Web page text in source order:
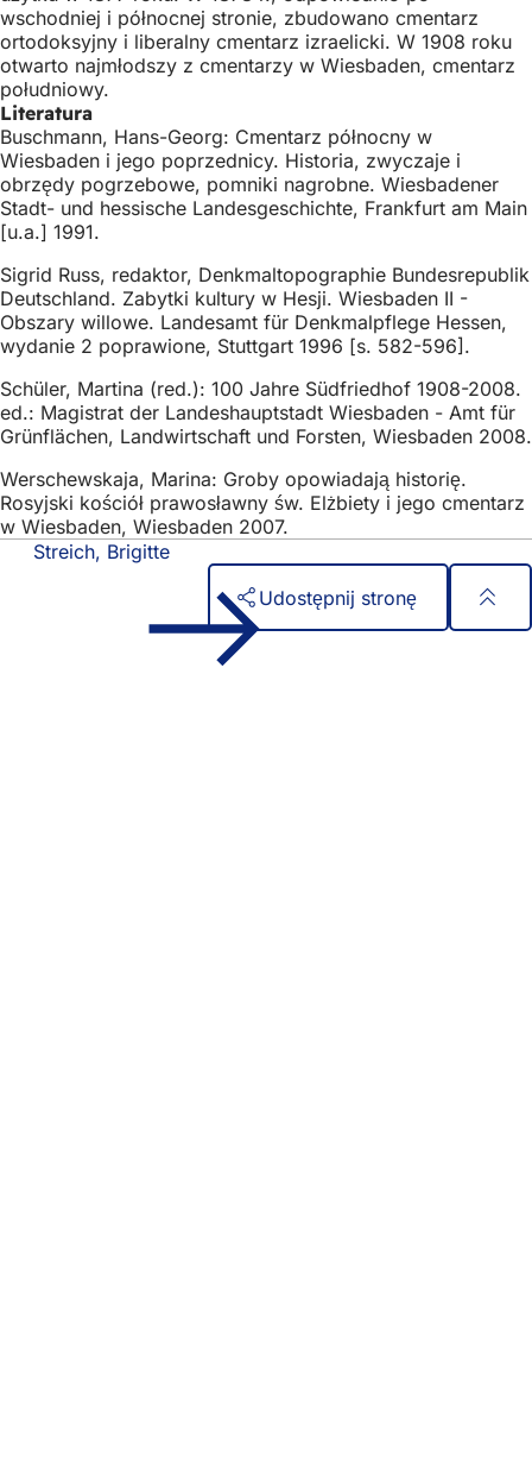
wschodniej i północnej stronie, zbudowano cmentarz
ortodoksyjny i liberalny cmentarz izraelicki. W 1908 roku
otwarto najmłodszy z cmentarzy w Wiesbaden, cmentarz
południowy.
Literatura
Buschmann, Hans-Georg: Cmentarz północny w
Wiesbaden i jego poprzednicy. Historia, zwyczaje i
obrzędy pogrzebowe, pomniki nagrobne. Wiesbadener
Stadt- und hessische Landesgeschichte, Frankfurt am Main
[u.a.] 1991.
Sigrid Russ, redaktor, Denkmaltopographie Bundesrepublik
Deutschland. Zabytki kultury w Hesji. Wiesbaden II -
Obszary willowe. Landesamt für Denkmalpflege Hessen,
wydanie 2 poprawione, Stuttgart 1996 [s. 582-596].
Schüler, Martina (red.): 100 Jahre Südfriedhof 1908-2008.
ed.: Magistrat der Landeshauptstadt Wiesbaden - Amt für
Grünflächen, Landwirtschaft und Forsten, Wiesbaden 2008.
Werschewskaja, Marina: Groby opowiadają historię.
Rosyjski kościół prawosławny św. Elżbiety i jego cmentarz
w Wiesbaden, Wiesbaden 2007.
Streich, Brigitte
Udostępnij stronę